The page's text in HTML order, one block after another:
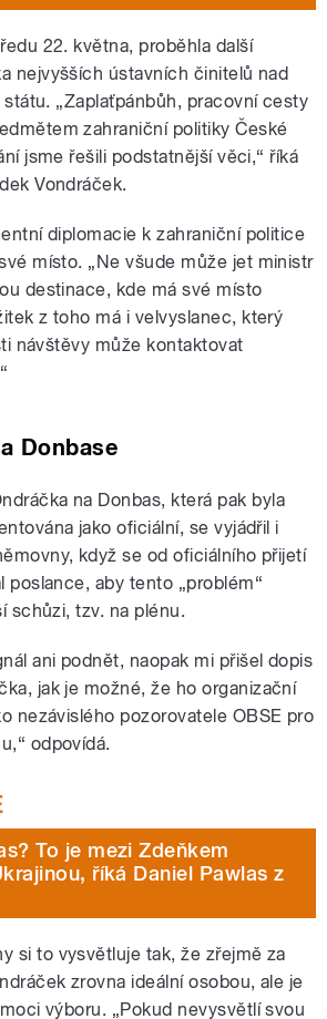
22. května, proběhla další
nejvyšších ústavních činitelů nad
„Zaplaťpánbůh, pracovní cesty
zahraniční politiky České
jsme řešili podstatnější věci,“ říká
Vondráček.
diplomacie k zahraniční politice
místo. „Ne všude může jet ministr
destinace, kde má své místo
z toho má i velvyslanec, který
návštěvy může kontaktovat
Donbase
na Donbas, která pak byla
jako oficiální, se vyjádřil i
když se od oficiálního přijetí
poslance, aby tento „problém“
schůzi, tzv. na plénu.
ani podnět, naopak mi přišel dopis
jak je možné, že ho organizační
nezávislého pozorovatele OBSE pro
odpovídá.
To je mezi Zdeňkem
říká Daniel Pawlas z
si to vysvětluje tak, že zřejmě za
zrovna ideální osobou, ale je
výboru. „Pokud nevysvětlí svou